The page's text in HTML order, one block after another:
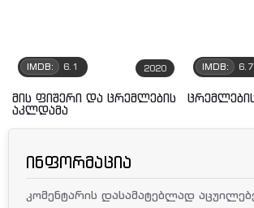
2020
IMDB: 6.1
მის ფიშერი და ცრემლების
აკლდამა
IMDB: 6.7
ინფორმაცია
კომენტარის დასამატებლად